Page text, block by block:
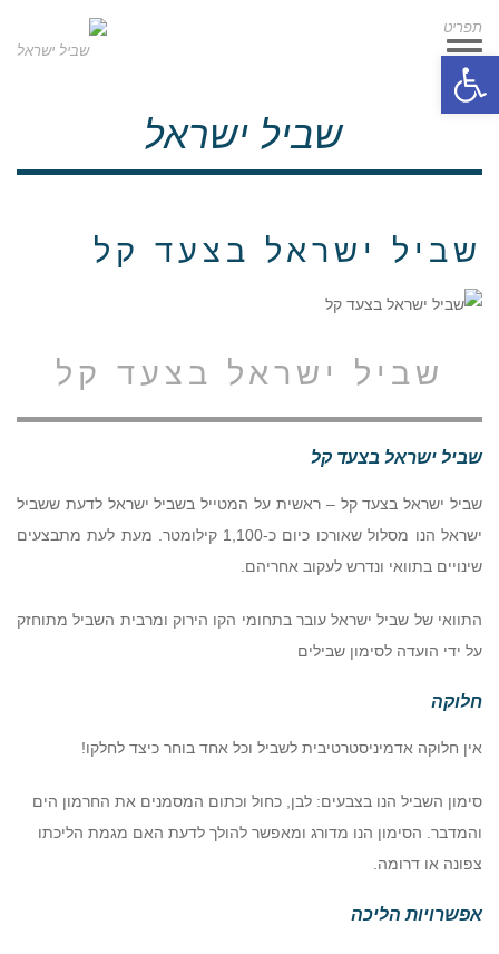
פתח סרגל נגישות
תפריט
תפריט
שביל ישראל
שביל ישראל בצעד קל
שביל ישראל בצעד קל
שביל ישראל בצעד קל
שביל ישראל בצעד קל – ראשית על המטייל בשביל ישראל לדעת ששביל
ישראל הנו מסלול שאורכו כיום כ-1,100 קילומטר. מעת לעת מתבצעים
שינויים בתוואי ונדרש לעקוב אחריהם.
התוואי של שביל ישראל עובר בתחומי הקו הירוק ומרבית השביל מתוחזק
על ידי הועדה לסימון שבילים
חלוקה
אין חלוקה אדמיניסטרטיבית לשביל וכל אחד בוחר כיצד לחלקו!
סימון השביל הנו בצבעים: לבן, כחול וכתום המסמנים את החרמון הים
והמדבר. הסימון הנו מדורג ומאפשר להולך לדעת האם מגמת הליכתו
צפונה או דרומה.
אפשרויות הליכה